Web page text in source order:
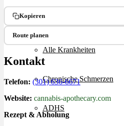
Therapien
Alle Krankheiten
Chronische Schmerzen
ADHS
Kopieren
Route planen
Kontakt
Telefon: (301) 636-6671
Website: cannabis-apothecary.com
Rezept & Abholung